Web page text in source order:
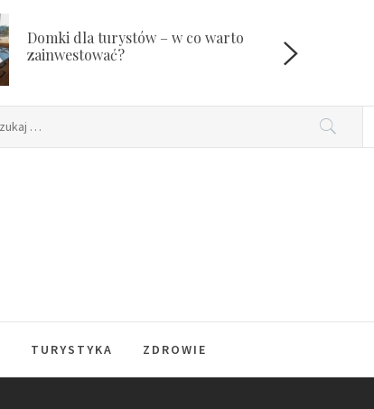
Domki dla turystów – w co warto
zainwestować?
TURYSTYKA ZDROWIE